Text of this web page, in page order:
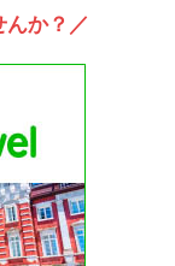
んか？／